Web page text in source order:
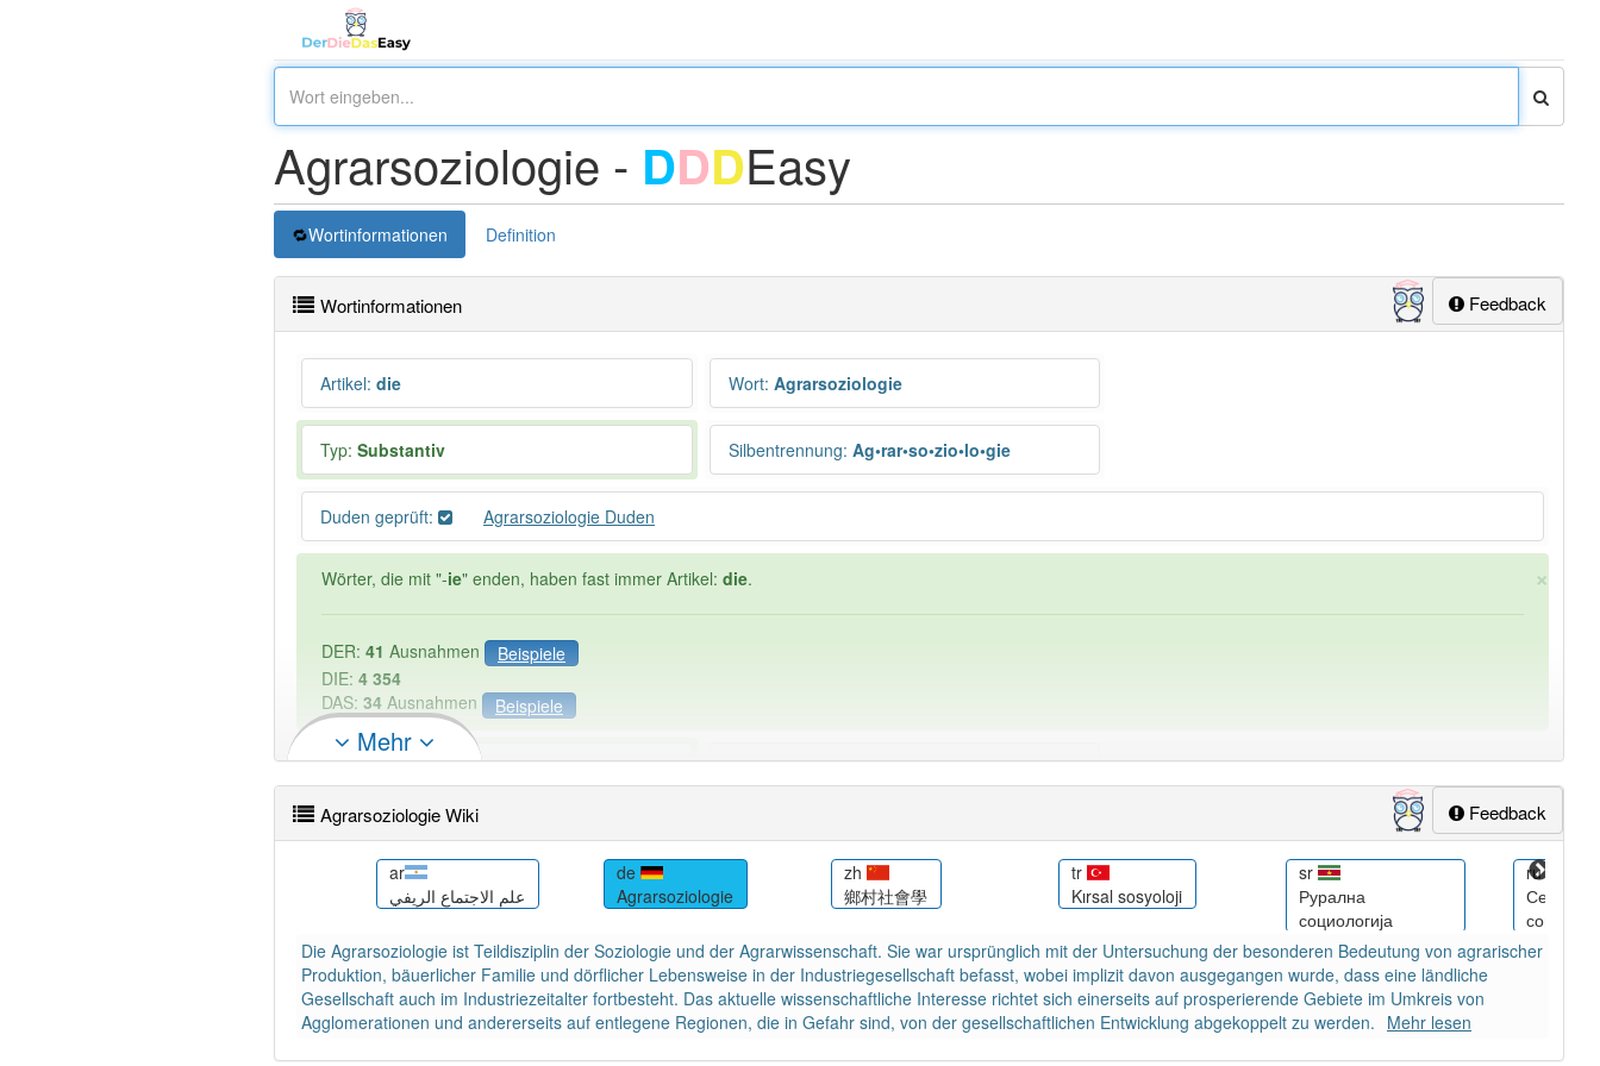
Agrarsoziologie - DDDEasy
Wortinformationen Definition
Feedback
Wortinformationen
Artikel: die Wort: Agrarsoziologie
Typ: Substantiv Silbentrennung: Ag•rar•so•zio•lo•gie
Duden geprüft: Agrarsoziologie Duden
×
Wörter, die mit "-ie" enden, haben fast immer Artikel: die.
DER: 41 Ausnahmen
Beispiele
DIE: 4 354
DAS: 34 Ausnahmen Beispiele
PowerIndex:2 Häufigkeit: 2 von 10
Wörter mit Endung aber mit einem anderen Artikeldie:
0
Mehr
Feedback
Agrarsoziologie Wiki
ar
علم الاجتماع الريفي
de
Agrarsoziologie
zh
鄉村社會學
tr
Kırsal sosyoloji
sr
Рурална
социологија
ru
Сельская
Die Agrarsoziologie ist Teildisziplin der Soziologie und der Agrarwissenschaft. Sie war ursprünglich mit der Untersuchung der besonderen Bedeutung von agrarischer
Produktion, bäuerlicher Familie und dörflicher Lebensweise in der Industriegesellschaft befasst, wobei implizit davon ausgegangen wurde, dass eine ländliche
Gesellschaft auch im Industriezeitalter fortbesteht. Das aktuelle wissenschaftliche Interesse richtet sich einerseits auf prosperierende Gebiete im Umkreis von
Agglomerationen und andererseits auf entlegene Regionen, die in Gefahr sind, von der gesellschaftlichen Entwicklung abgekoppelt zu werden. Mehr lesen